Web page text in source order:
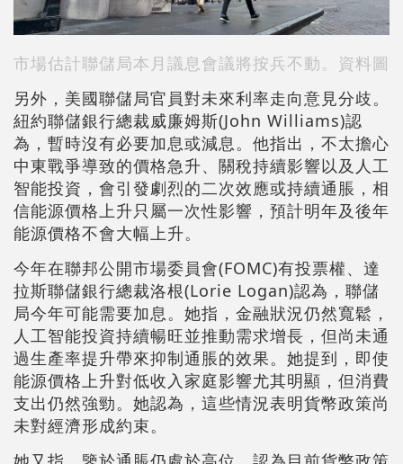
市場估計聯儲局本月議息會議將按兵不動。資料圖
另外，美國聯儲局官員對未來利率走向意見分歧。
紐約聯儲銀行總裁威廉姆斯(John Williams)認
為，暫時沒有必要加息或減息。他指出，不太擔心
中東戰爭導致的價格急升、關稅持續影響以及人工
智能投資，會引發劇烈的二次效應或持續通脹，相
信能源價格上升只屬一次性影響，預計明年及後年
能源價格不會大幅上升。
今年在聯邦公開市場委員會(FOMC)有投票權、達
拉斯聯儲銀行總裁洛根(Lorie Logan)認為，聯儲
局今年可能需要加息。她指，金融狀況仍然寬鬆，
人工智能投資持續暢旺並推動需求增長，但尚未通
過生產率提升帶來抑制通脹的效果。她提到，即使
能源價格上升對低收入家庭影響尤其明顯，但消費
支出仍然強勁。她認為，這些情況表明貨幣政策尚
未對經濟形成約束。